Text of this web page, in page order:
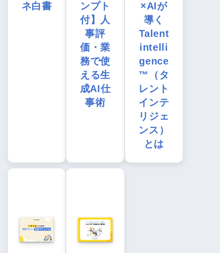
ネ白書
ンプト
付】人
事評
価・業
務で使
える生
成AI仕
事術
×AIが
導く
Talent
intelli
gence
™（タ
レント
インテ
リジェ
ンス）
とは